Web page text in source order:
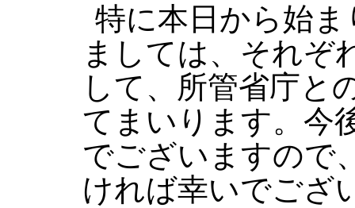
特に本日から始
ましては、それぞ
して、所管省庁と
てまいります。今
でございますので
ければ幸いでござ